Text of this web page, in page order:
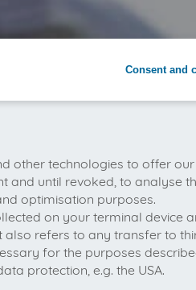
Consent and
other technologies to offer our
and until revoked, to analyse
optimisation purposes.
on your terminal device
also refers to any transfer to
for the purposes
protection, e.g. the USA.